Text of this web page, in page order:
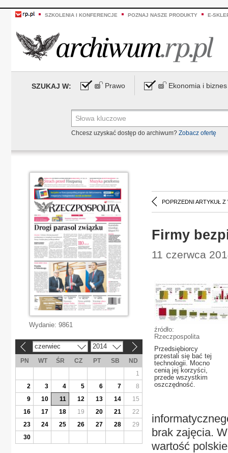
SZKOLENIA I KONFERENCJE POZNAJ NASZE PRODUKTY E-
SZUKAJ W: Prawo Ekonomia i biznes
Chcesz uzyskać dostęp do archiwum? Zobacz ofertę
POPRZEDNI ARTYKUŁ Z
Firmy
11 czerwca
źródło:
Rzeczpospolita
Przedsiębiorcy
przestali się bać tej
technologii. Mocno
cenią jej korzyści,
przede wszystkim
oszczędność.
brak zajęcia.
wartość
Wydanie: 9861
czerwiec 2014
PN WT ŚR CZ PT SB
ND
1
2
3 4 5 6 7
8
9
10 11 12 13 14
15
16
17 18 19 20 21
22
23
24 25 26 27 28
29
30